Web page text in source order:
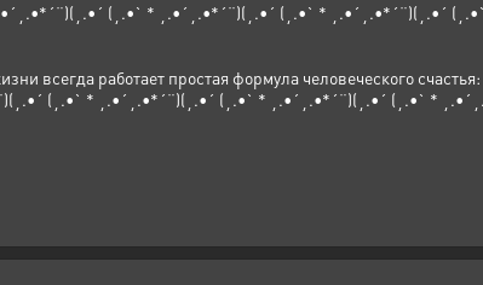
(¸.•` * ¸.•´¸.•*´¨)(¸.•´ (¸.•` * ¸.•´¸.•*´¨)(¸.•´
всегда работает простая формула человеческого
(¸.•` * ¸.•´¸.•*´¨)(¸.•´ (¸.•` * ¸.•´¸.•*´¨)(¸.•´ (¸.•` *